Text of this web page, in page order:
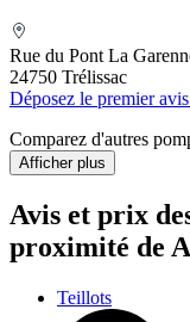
Rue du Pont La
24750 Trélissac
Déposez le premier
Comparez d'autres
Afficher plus
Avis et prix
proximité de
Teillots